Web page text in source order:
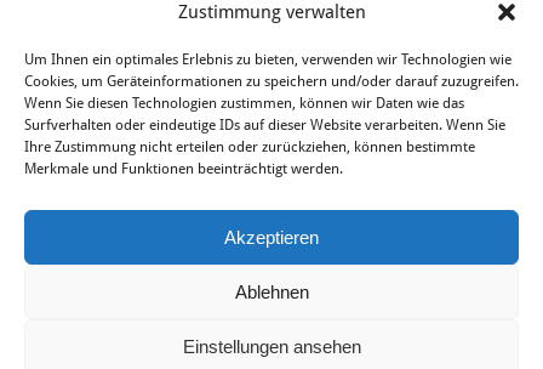
Zustimmung verwalten
Um Ihnen ein optimales Erlebnis zu bieten, verwenden wir Technologien wie
Cookies, um Geräteinformationen zu speichern und/oder darauf zuzugreifen.
Wenn Sie diesen Technologien zustimmen, können wir Daten wie das
Surfverhalten oder eindeutige IDs auf dieser Website verarbeiten. Wenn Sie
Ihre Zustimmung nicht erteilen oder zurückziehen, können bestimmte
Merkmale und Funktionen beeinträchtigt werden.
Akzeptieren
Ablehnen
Einstellungen ansehen
Telefon: +49 177 2687299